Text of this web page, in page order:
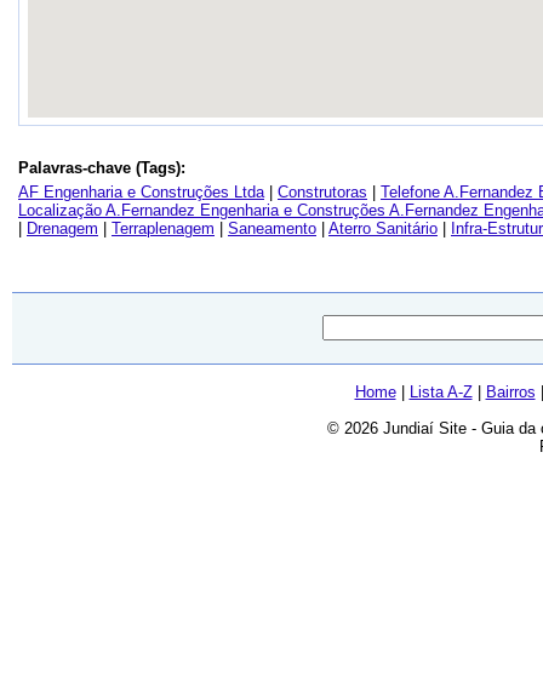
Palavras-chave (Tags):
AF Engenharia e Construções Ltda| Construtoras
Telefone A.Fernandez
Localização A.Fernandez Engenharia e Construções A.Fernandez
Drenagem Terraplenagem Saneamento Aterro Sanitário Infra-
Home| Lista A-Z| Bairros
© 2026 Jundiaí Site - Guia